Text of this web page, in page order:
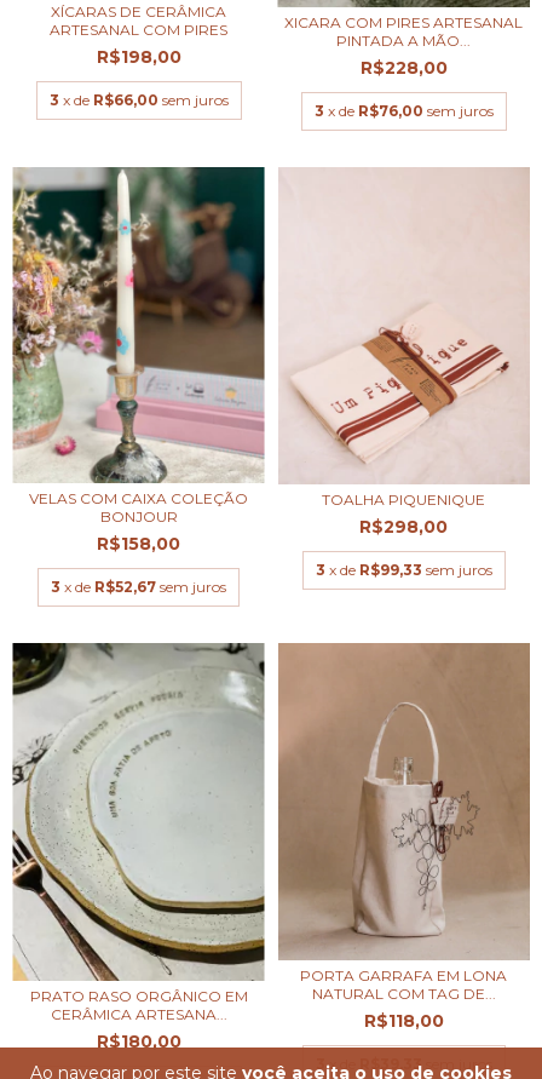
Ao navegar por este site você aceita o uso de cookies
XÍCARAS DE CERÂMICA
ARTESANAL COM PIRES
R$198,00
3 x de R$66,00 sem juros
XICARA COM PIRES ARTESANAL
PINTADA A MÃO...
R$228,00
3 x de R$76,00 sem juros
VELAS COM CAIXA COLEÇÃO
BONJOUR
R$158,00
3 x de R$52,67 sem juros
TOALHA PIQUENIQUE
R$298,00
3 x de R$99,33 sem juros
PRATO RASO ORGÂNICO EM
CERÂMICA ARTESANA...
R$180,00
PORTA GARRAFA EM LONA
NATURAL COM TAG DE...
R$118,00
x de R$39,33 sem juros